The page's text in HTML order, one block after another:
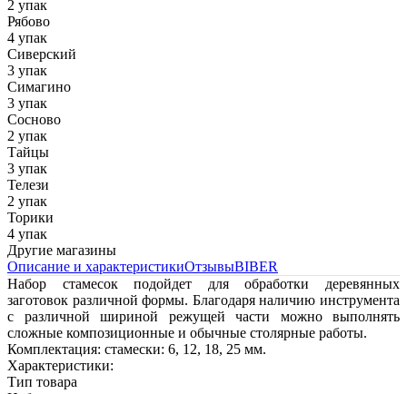
2 упак
Рябово
4 упак
Сиверский
3 упак
Симагино
3 упак
Сосново
2 упак
Тайцы
3 упак
Телези
2 упак
Торики
4 упак
Другие магазины
Описание и характеристикиОтзывыBIBER
Набор стамесок подойдет для обработки деревянных
заготовок различной формы. Благодаря наличию инструмента
с различной шириной режущей части можно выполнять
сложные композиционные и обычные столярные работы.
Комплектация: стамески: 6, 12, 18, 25 мм.
Характеристики:
Тип товара